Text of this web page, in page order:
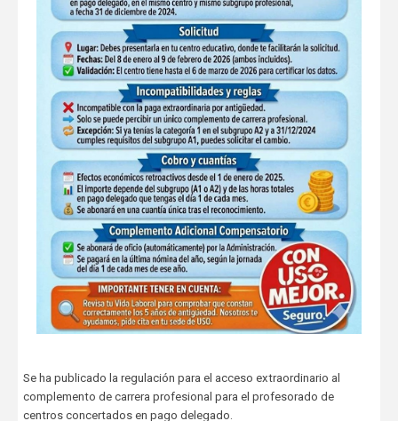
Se ha publicado la regulación para el acceso extraordinario al
complemento de carrera profesional para el profesorado de
centros concertados en pago delegado.